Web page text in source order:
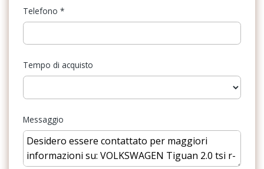
Pacchetto sicurezza
Partenza in salita assistita
Personalizzazioni Linea e Stile
Presa 12V aggiuntiva
Protezione motore
Battitacco nei vani porta
Bluetooth
Bracciolo centrale posteriore con portabicchieri
Chiamata d&apos;emergenza
Climatizzatore automatico a tre zone climatronic
Telefono *
Tempo di acquisto
Messaggio